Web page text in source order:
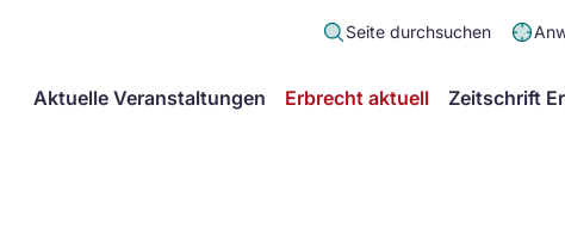
Seite durchsuchen
Aktuelle Veranstaltungen Erbrecht aktuell Zeitschrift